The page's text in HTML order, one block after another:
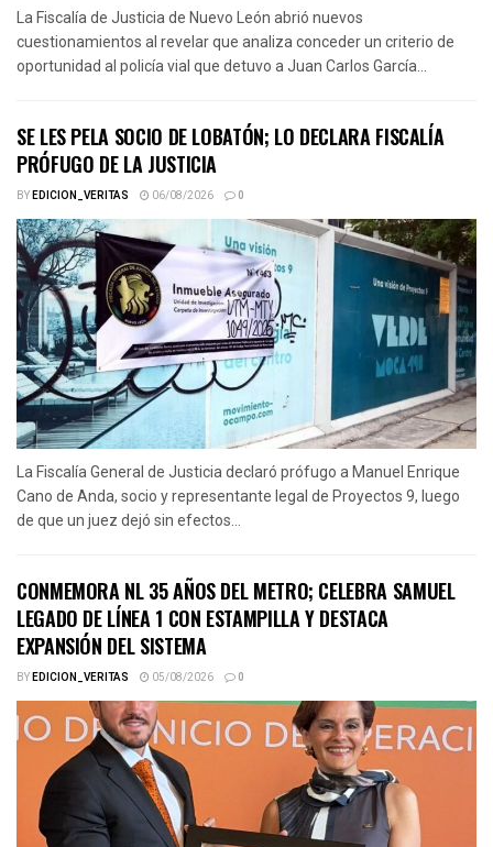
La Fiscalía de Justicia de Nuevo León abrió nuevos
cuestionamientos al revelar que analiza conceder un criterio de
oportunidad al policía vial que detuvo a Juan Carlos García...
SE LES PELA SOCIO DE LOBATÓN; LO DECLARA FISCALÍA
PRÓFUGO DE LA JUSTICIA
BYEDICION_VERITAS 06/08/2026 0
La Fiscalía General de Justicia declaró prófugo a Manuel Enrique
Cano de Anda, socio y representante legal de Proyectos 9, luego
de que un juez dejó sin efectos...
CONMEMORA NL 35 AÑOS DEL METRO; CELEBRA SAMUEL
LEGADO DE LÍNEA 1 CON ESTAMPILLA Y DESTACA
EXPANSIÓN DEL SISTEMA
BYEDICION_VERITAS 05/08/2026 0